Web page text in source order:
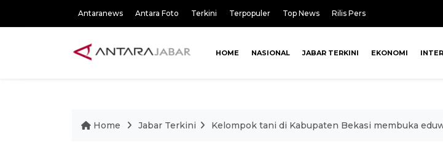
Antaranews Antara Foto Terkini Terpopuler Top News Rilis Pers
HOME NASIONAL JABAR TERKINI EKONOMI
Home Jabar Terkini Kelompok tani di Kabupaten Bekasi membuka